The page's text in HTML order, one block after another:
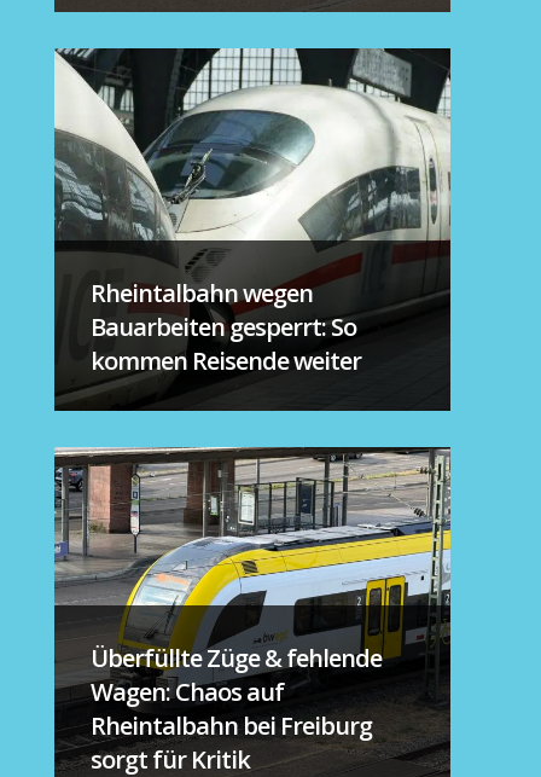
Rheintalbahn wegen
Bauarbeiten gesperrt: So
kommen Reisende weiter
Überfüllte Züge & fehlende
Wagen: Chaos auf
Rheintalbahn bei Freiburg
sorgt für Kritik